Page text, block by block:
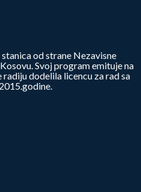
od strane Nezavisne
Svoj program emituje na
dodelila licencu za rad sa